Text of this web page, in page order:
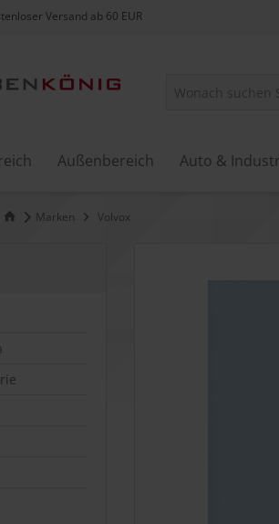
Versand ab 60 EUR
Außenbereich Auto &
Marken Volvox